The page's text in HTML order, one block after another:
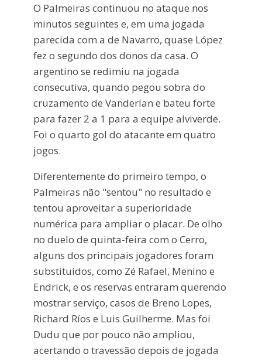
O Palmeiras continuou no ataque nos
minutos seguintes e, em uma jogada
parecida com a de Navarro, quase López
fez o segundo dos donos da casa. O
argentino se redimiu na jogada
consecutiva, quando pegou sobra do
cruzamento de Vanderlan e bateu forte
para fazer 2 a 1 para a equipe alviverde.
Foi o quarto gol do atacante em quatro
jogos.
Diferentemente do primeiro tempo, o
Palmeiras não "sentou" no resultado e
tentou aproveitar a superioridade
numérica para ampliar o placar. De olho
no duelo de quinta-feira com o Cerro,
alguns dos principais jogadores foram
substituídos, como Zé Rafael, Menino e
Endrick, e os reservas entraram querendo
mostrar serviço, casos de Breno Lopes,
Richard Ríos e Luis Guilherme. Mas foi
Dudu que por pouco não ampliou,
acertando o travessão depois de jogada